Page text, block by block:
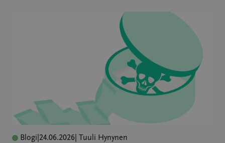
Blogi 24.06.2026 | Tuuli Hynynen